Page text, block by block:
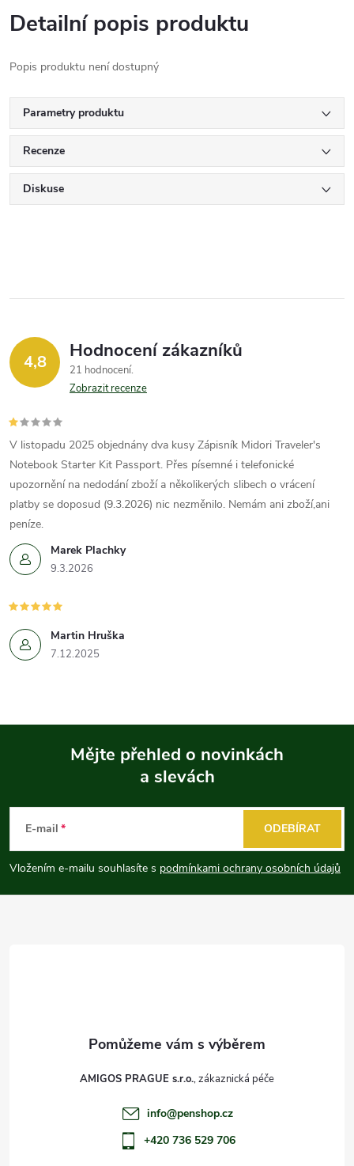
Detailní popis produktu
Popis produktu není dostupný
Parametry produktu
Recenze
Diskuse
4,8 Hodnocení zákazníků
21 hodnocení
Zobrazit recenze
Marek Plachky
9.3.2026
V listopadu 2025 objednány dva kusy Zápisník Midori Traveler's
Notebook Starter Kit Passport. Přes písemné i telefonické
upozornění na nedodání zboží a několikerých slibech o vrácení
platby se doposud (9.3.2026) nic nezměnilo. Nemám ani zboží,ani
peníze.
Martin Hruška
7.12.2025
p
a
Mějte přehled o novinkách
a slevách
E-mail
Vložením e-mailu souhlasíte s podmínkami ochrany osobních údajů
ODEBÍRAT
AMIGOS PRAGUE s.r.o.
info@penshop.cz
+420 736 529 706